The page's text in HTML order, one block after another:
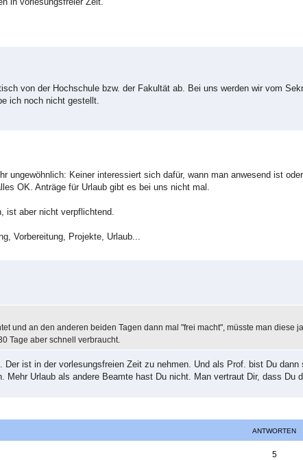
von der Hochschule bzw. der Fakultät ab. Bei uns werden wir vom
ich noch nicht gestellt.
ungewöhnlich: Keiner interessiert sich dafür, wann man anwesend ist
OK. Anträge für Urlaub gibt es bei uns nicht mal.
ist aber nicht verpflichtend.
Vorbereitung, Projekte, Urlaub...
und an den anderen beiden Tagen dann mal "frei macht", müsste man diese
Tage aber schnell verbraucht.
ist in der vorlesungsfreien Zeit zu nehmen. Und als Prof. bist Du dann
Urlaub als andere Beamte hast Du nicht. Man vertraut Dir, dass Du
ANTWORTEN
5A